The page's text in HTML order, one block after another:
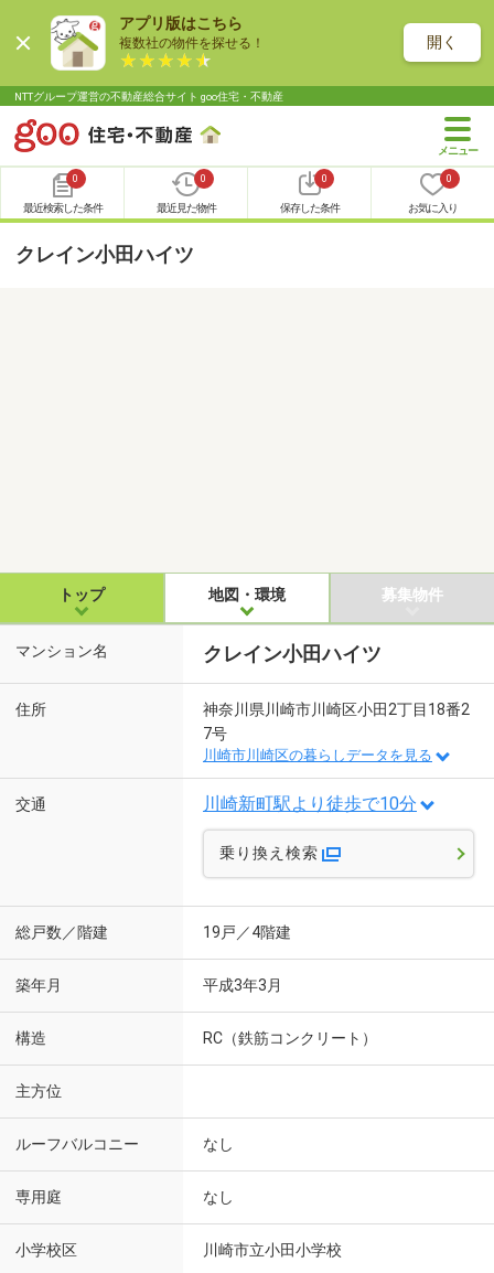
アプリ版はこちら
複数社の物件を探せる！ 開く
NTTグループ運営の不動産総合サイト goo住宅・不動産
0
最近検索した条件
0
最近見た物件
0
保存した条件
0
お気に入り
クレイン小田ハイツ
トップ 地図・環境 募集物件
マンション名 クレイン小田ハイツ
住所
神奈川県川崎市川崎区小田2丁目18番2
7号
川崎市川崎区の暮らしデータを見る
交通 川崎新町駅より徒歩で10分
乗り換え検索
総戸数／階建 19戸／4階建
築年月 平成3年3月
構造 RC（鉄筋コンクリート）
主方位
ルーフバルコニー なし
専用庭 なし
小学校区 川崎市立小田小学校